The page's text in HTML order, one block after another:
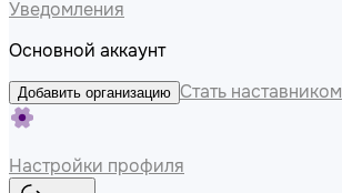
Уведомления
Основной аккаунт
Добавить организацию Стать наставником
Настройки профиля